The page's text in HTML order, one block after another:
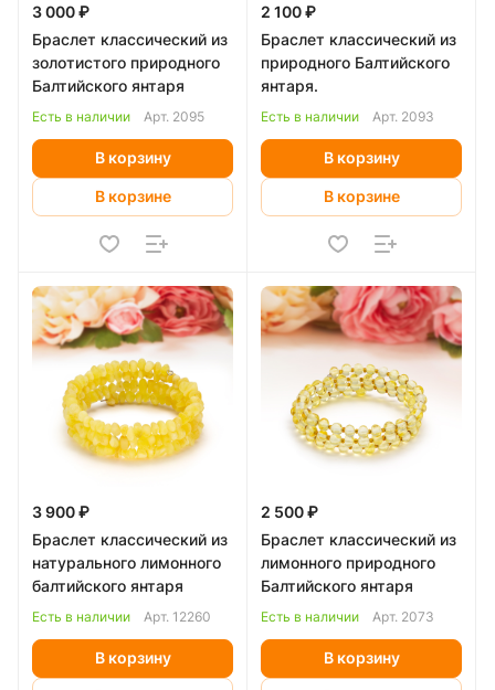
3 000 ₽
Браслет классический из
золотистого природного
Балтийского янтаря
Есть в наличии Арт. 2095
В корзину
В корзине
2 100 ₽
Браслет классический из
природного Балтийского
янтаря.
Есть в наличии Арт. 2093
В корзину
В корзине
3 900 ₽
Браслет классический из
натурального лимонного
балтийского янтаря
Есть в наличии Арт. 12260
В корзину
2 500 ₽
Браслет классический из
лимонного природного
Балтийского янтаря
Есть в наличии Арт. 2073
В корзину